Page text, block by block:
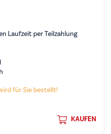
Laufzeit per Teilzahlung
für Sie bestellt!
KAUFEN